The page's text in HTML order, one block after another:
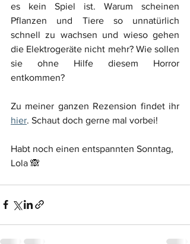
es kein Spiel ist. Warum scheinen
Pflanzen und Tiere so unnatürlich
schnell zu wachsen und wieso gehen
die Elektrogeräte nicht mehr? Wie sollen
sie ohne Hilfe diesem Horror
entkommen?
hier. Schaut doch gerne mal vorbei!
Habt noch einen entspannten Sonntag,
Lola 🙈